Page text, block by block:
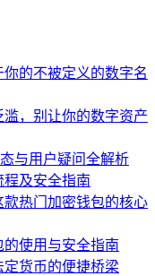
你的不被定义的数字名
滥，别让你的数字资产
与用户疑问全解析
程及安全指南
款热门加密钱包的核心
的使用与安全指南
定货币的便捷桥梁